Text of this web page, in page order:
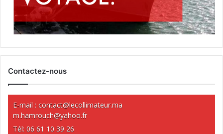
Contactez-nous
E-mail : contact@lecollimateur.ma
m.hamrouch@yahoo.fr
Tél: 06 61 10 39 26